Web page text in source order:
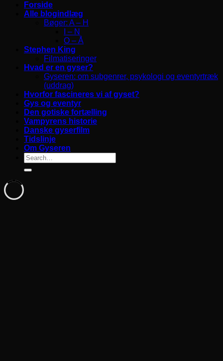
Forside
Alle blogindlæg
Bøger: A – H
I – N
O – Å
Stephen King
Filmatiseringer
Hvad er en gyser?
Gyseren: om subgenrer, psykologi og eventyrtræk
(uddrag)
Hvorfor fascineres vi af gyset?
Gys og eventyr
Den gotiske fortælling
Vampyrens historie
Danske gyserfilm
Tidslinje
Om Gyseren